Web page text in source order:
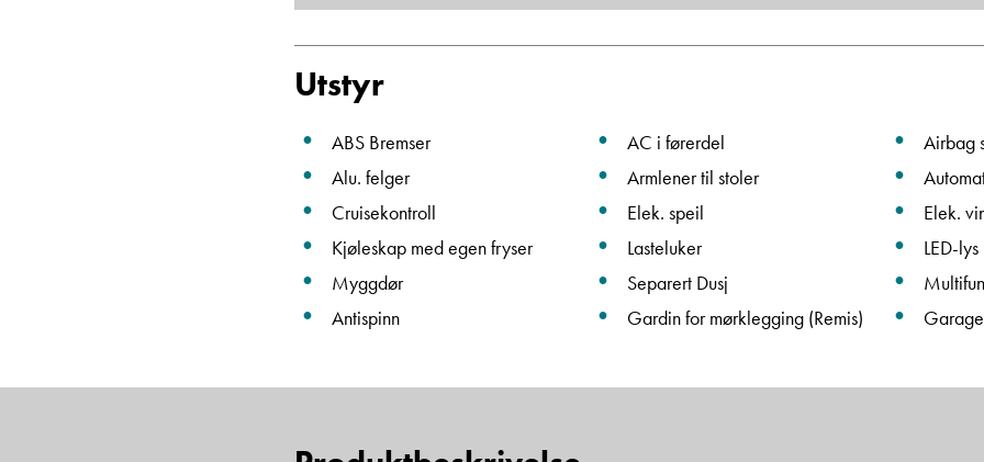
Ta kontakt
Utstyr
ABS Bremser AC i førerdel
Airbag
Alu. felger
Armlener til stoler
Cruisekontroll
Elek. speil
Elek.
Kjøleskap med egen fryser
Lasteluker
LED-lys
Myggdør
Separert Dusj
Antispinn
Gardin for mørklegging (Remis) Garage